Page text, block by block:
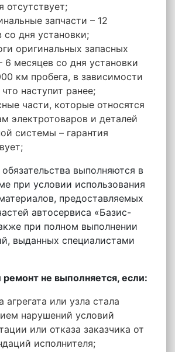
отсутствует;
запчасти – 12
со дня установки;
оригинальных запасных
6 месяцев со дня установки
км пробега, в зависимости
наступит ранее;
части, которые относятся
электротоваров и деталей
системы – гарантия
выполняются в
при условии использования
предоставляемых
автосервиса «Базис-
при полном выполнении
выданных специалистами
ремонт не выполняется, если:
агрегата или узла стала
нарушений условий
или отказа заказчика от
исполнителя;